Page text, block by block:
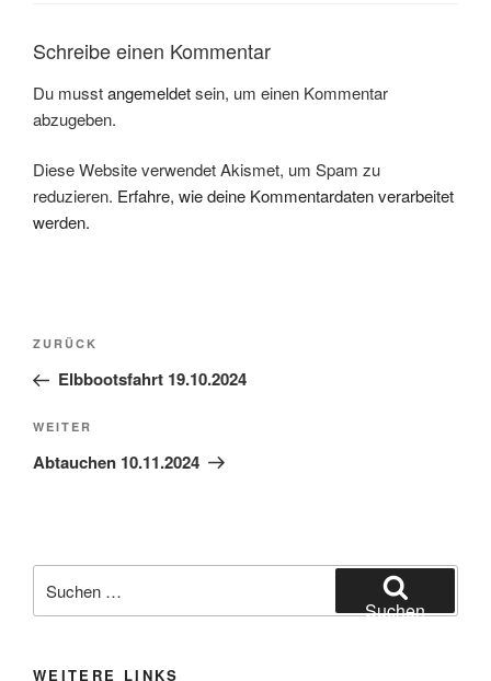
Schreibe einen Kommentar
Du musstangemeldetsein, um einen Kommentar
abzugeben.
Diese Website verwendet Akismet, um Spam zu
reduzieren. Erfahre, wie deine Kommentardaten verarbeitet
werden.
Beitragsnavigation
Vorheriger
Beitrag
ZURÜCK
Elbbootsfahrt 19.10.2024
Nächster
Beitrag
WEITER
Abtauchen 10.11.2024
nach:
Suchen
WEITERE LINKS